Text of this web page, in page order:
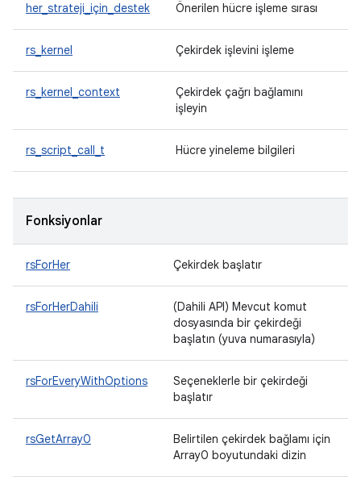
her_strateji_için_destek Önerilen hücre işleme sırası
rs_kernel Çekirdek işlevini işleme
rs_kernel_context
Çekirdek çağrı bağlamını
işleyin
rs_script_call_t Hücre yineleme bilgileri
Fonksiyonlar
rsForHer Çekirdek başlatır
rsForHerDahili
(Dahili API) Mevcut komut
dosyasında bir çekirdeği
başlatın (yuva numarasıyla)
rsForEveryWithOptions
Seçeneklerle bir çekirdeği
başlatır
rsGetArray0
Belirtilen çekirdek bağlamı için
Array0 boyutundaki dizin